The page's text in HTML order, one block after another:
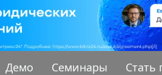
Демо Семинары Стать